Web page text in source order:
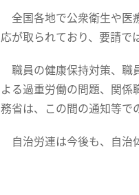
全国各地で公衆衛生や医
応が取られており、要請で
職員の健康保持対策、職
よる過重労働の問題、関
務省は、この間の通知等で
自治労連は今後も、自治